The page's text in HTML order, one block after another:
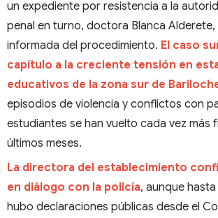
un expediente por resistencia a la
penal en turno, doctora Blanca
informada del procedimiento. El caso
capítulo a la creciente tensión en
educativos de la zona sur de
episodios de violencia y conflictos con
estudiantes se han vuelto cada vez más
últimos meses.
La directora del establecimiento
en diálogo con la policía, aunque
hubo declaraciones públicas desde el